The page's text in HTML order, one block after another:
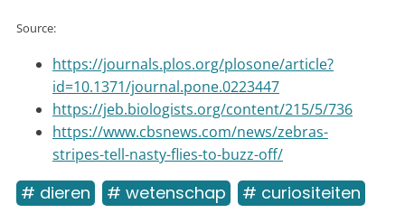
Source:
https://journals.plos.org/plosone/article?
id=10.1371/journal.pone.0223447
https://jeb.biologists.org/content/215/5/736
https://www.cbsnews.com/news/zebras-
stripes-tell-nasty-flies-to-buzz-off/
# dieren # wetenschap # curiositeiten